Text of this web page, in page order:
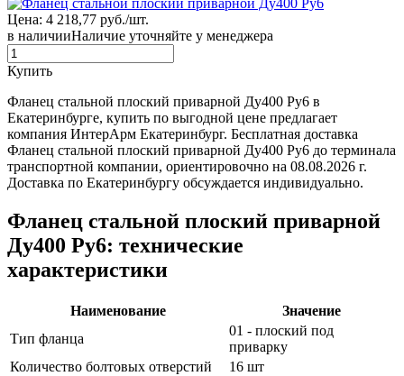
Цена: 4 218,77 руб./шт.
в наличииНаличие уточняйте у менеджера
Купить
Фланец стальной плоский приварной Ду400 Ру6 в
Екатеринбурге, купить по выгодной цене предлагает
компания ИнтерАрм Екатеринбург. Бесплатная доставка
Фланец стальной плоский приварной Ду400 Ру6 до терминала
транспортной компании, ориентировочно на 08.08.2026 г.
Доставка по Екатеринбургу обсуждается индивидуально.
Фланец стальной плоский приварной
Ду400 Ру6: технические
характеристики
Наименование
Значение
Тип фланца
01 - плоский под
приварку
Количество болтовых отверстий
16 шт